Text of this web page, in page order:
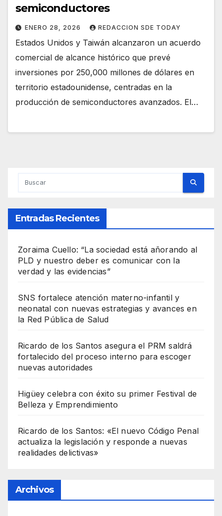
semiconductores
ENERO 28, 2026 REDACCION SDE TODAY
Estados Unidos y Taiwán alcanzaron un acuerdo
comercial de alcance histórico que prevé
inversiones por 250,000 millones de dólares en
territorio estadounidense, centradas en la
producción de semiconductores avanzados. El…
Entradas Recientes
Zoraima Cuello: “La sociedad está añorando al
PLD y nuestro deber es comunicar con la
verdad y las evidencias”
SNS fortalece atención materno-infantil y
neonatal con nuevas estrategias y avances en
la Red Pública de Salud
Ricardo de los Santos asegura el PRM saldrá
fortalecido del proceso interno para escoger
nuevas autoridades
Higüey celebra con éxito su primer Festival de
Belleza y Emprendimiento
Ricardo de los Santos: «El nuevo Código Penal
actualiza la legislación y responde a nuevas
realidades delictivas»
Archivos